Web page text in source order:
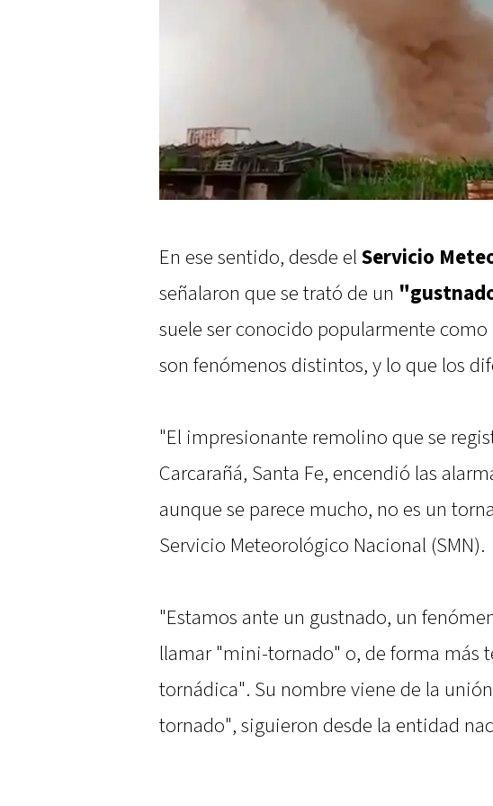
En ese sentido, desde el Servicio
señalaron que se trató de un
suele ser conocido popularmente
son fenómenos distintos, y lo que los
"El impresionante remolino que se
Carcarañá, Santa Fe, encendió las
aunque se parece mucho, no es un
Servicio Meteorológico Nacional (SMN).
"Estamos ante un gustnado, un
llamar "mini-tornado" o, de forma más
tornádica". Su nombre viene de la
tornado", siguieron desde la entidad